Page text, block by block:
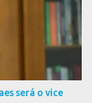
as quais
vantajosa sob
dos juros em
pelo iene
será o vice